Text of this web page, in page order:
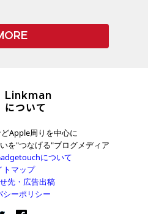
Linkman
について
Apple周りを中心に
を"つなげる"ブログメディア
について
トマップ
先・広告出稿
シーポリシー